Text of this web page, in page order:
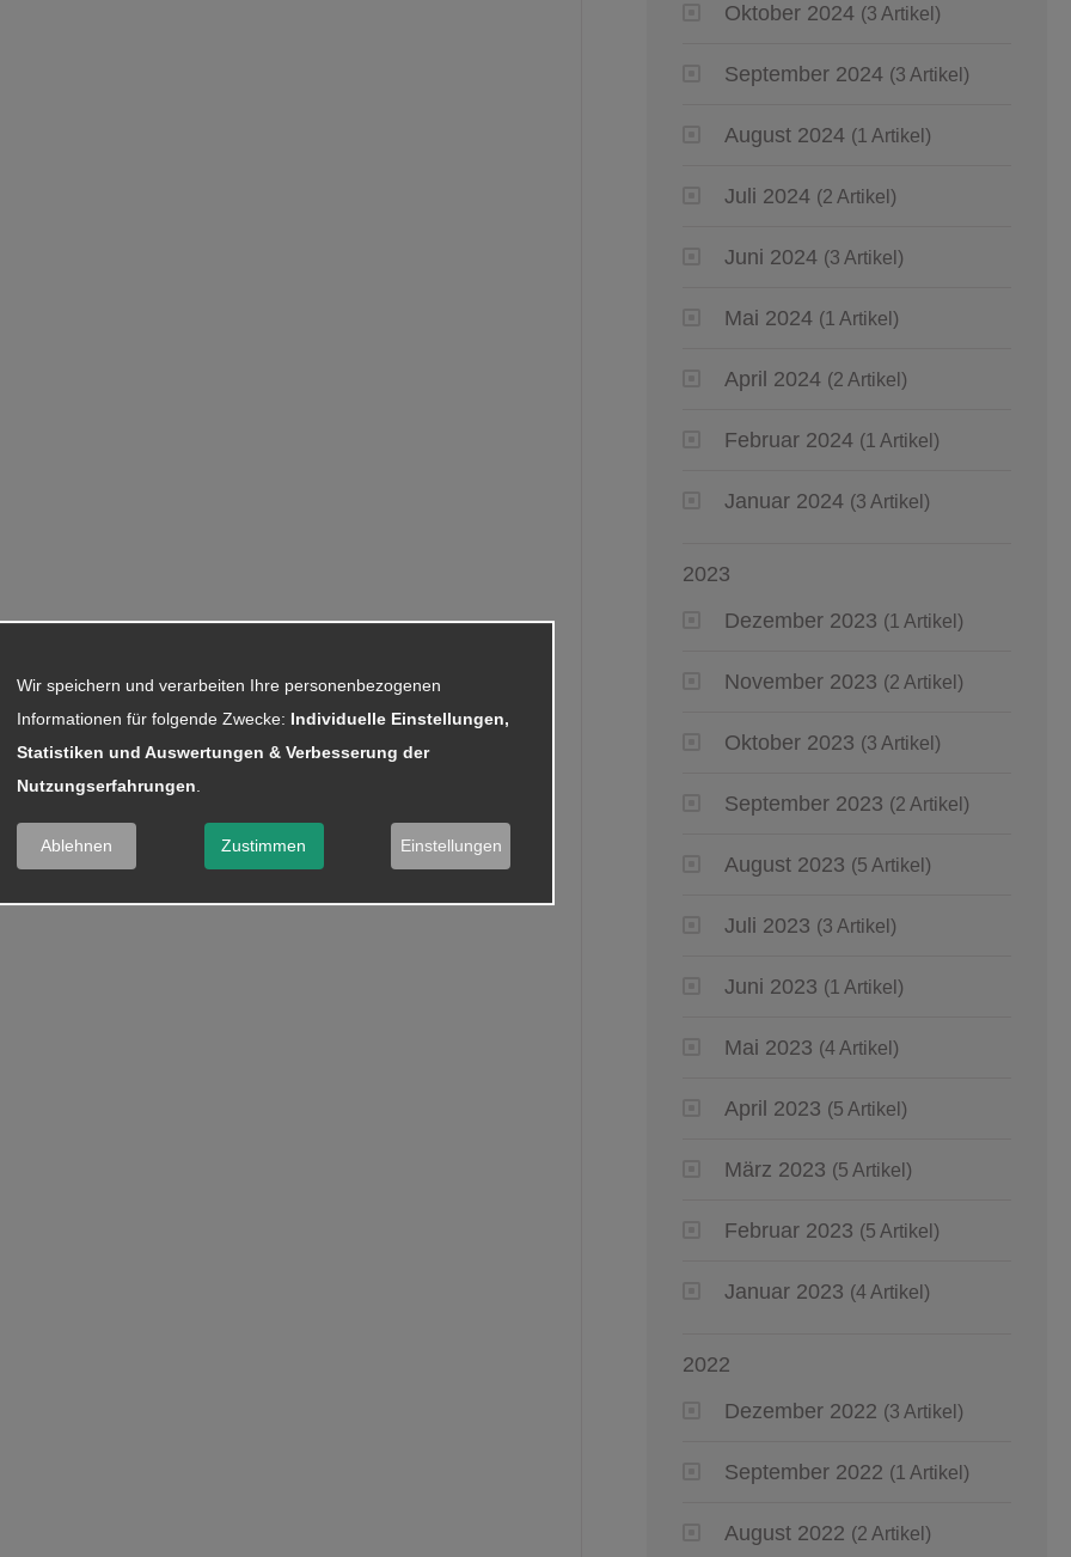
Oktober 2024 (3 Artikel)
September 2024 (3 Artikel)
August 2024 (1 Artikel)
Juli 2024 (2 Artikel)
Juni 2024 (3 Artikel)
Mai 2024 (1 Artikel)
April 2024 (2 Artikel)
Februar 2024 (1 Artikel)
Januar 2024 (3 Artikel)
2023
Dezember 2023 (1 Artikel)
November 2023 (2 Artikel)
Oktober 2023 (3 Artikel)
September 2023 (2 Artikel)
August 2023 (5 Artikel)
Juli 2023 (3 Artikel)
Juni 2023 (1 Artikel)
Mai 2023 (4 Artikel)
April 2023 (5 Artikel)
März 2023 (5 Artikel)
Februar 2023 (5 Artikel)
Januar 2023 (4 Artikel)
2022
Dezember 2022 (3 Artikel)
September 2022 (1 Artikel)
August 2022 (2 Artikel)
Wir speichern und verarbeiten Ihre personenbezogenen
Informationen für folgende Zwecke: Individuelle Einstellungen,
Statistiken und Auswertungen & Verbesserung der
Nutzungserfahrungen
Ablehnen Zustimmen Einstellungen